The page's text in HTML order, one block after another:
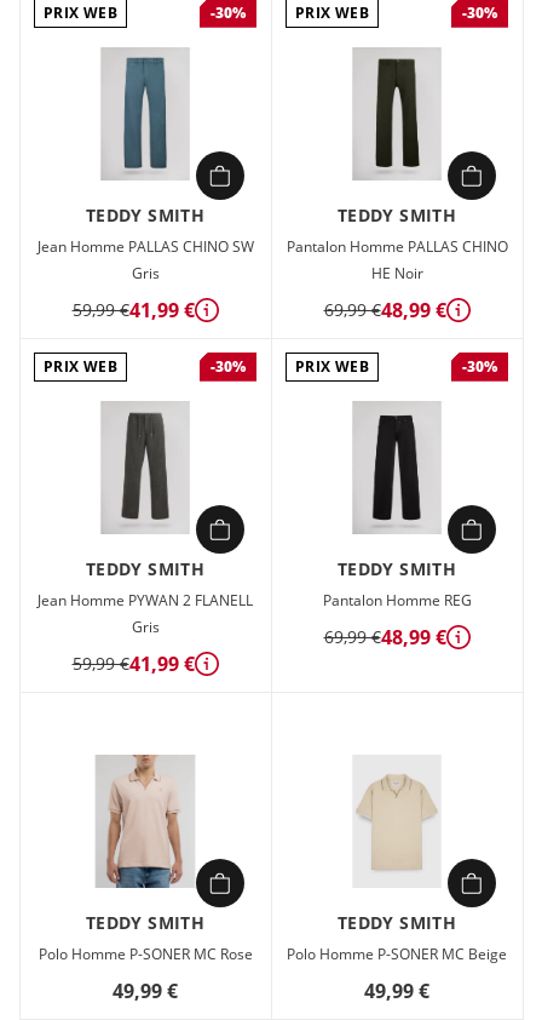
Jean Homme Teddy smith REG Noir en vente à prix attractif
chez Sport 2000
PRIX WEB -30%
TEDDY SMITH
Jean Homme PALLAS CHINO SW
Gris
59,99 €41,99 € Détails
PRIX WEB -30%
TEDDY SMITH
Pantalon Homme PALLAS CHINO
HE Noir
69,99 €48,99 € Détails
PRIX WEB -30%
TEDDY SMITH
Jean Homme PYWAN 2 FLANELL
Gris
59,99 €41,99 € Détails
PRIX WEB -30%
TEDDY SMITH
Pantalon Homme REG
69,99 €48,99 € Détails
TEDDY SMITH
Polo Homme P-SONER MC Rose
49,99 €
TEDDY SMITH
Polo Homme P-SONER MC Beige
49,99 €